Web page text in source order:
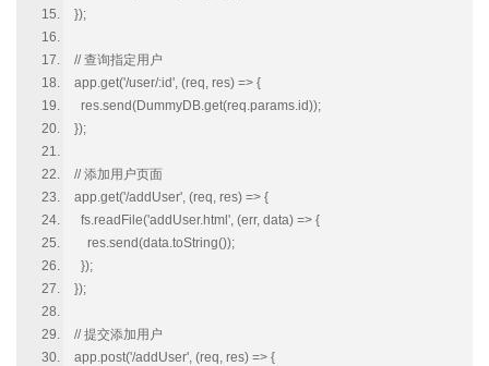
});
// 查询指定用户
app.get('/user/:id', (req, res) => {
res.send(DummyDB.get(req.params.id));
});
// 添加用户页面
app.get('/addUser', (req, res) => {
fs.readFile('addUser.html', (err, data) => {
res.send(data.toString());
});
});
// 提交添加用户
app.post('/addUser', (req, res) => {